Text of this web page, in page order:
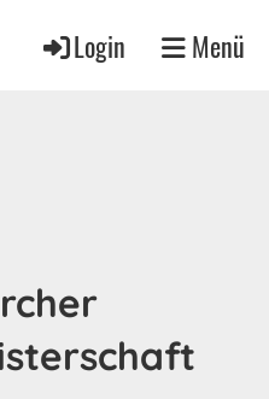
Login Menü